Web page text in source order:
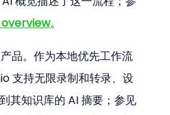
。
品。作为本地优先工作流
支持无限录制和转录、设
其知识库的 AI 摘要；参见